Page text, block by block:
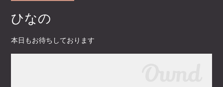
ひなの
本日もお待ちしております